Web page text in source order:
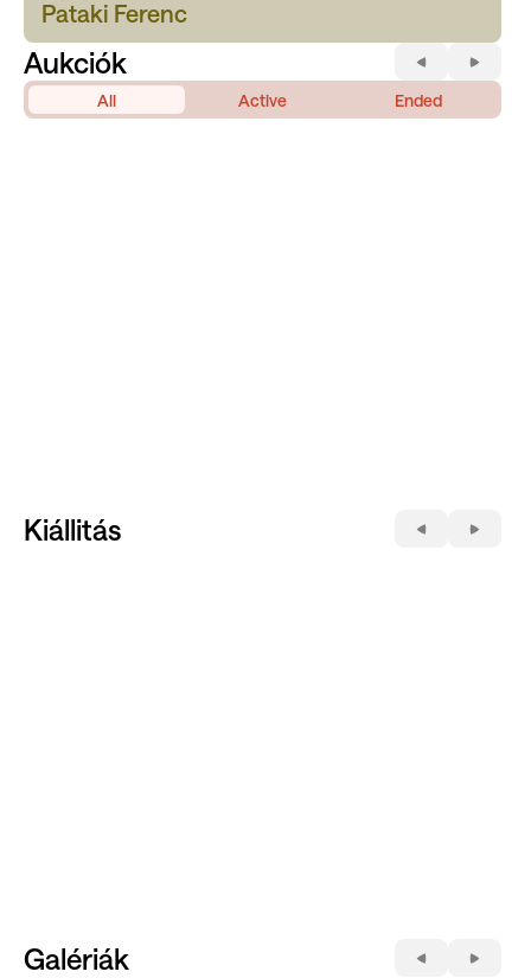
Pataki Ferenc
Aukciók
All Active Ended
Kiállitás
Galériák